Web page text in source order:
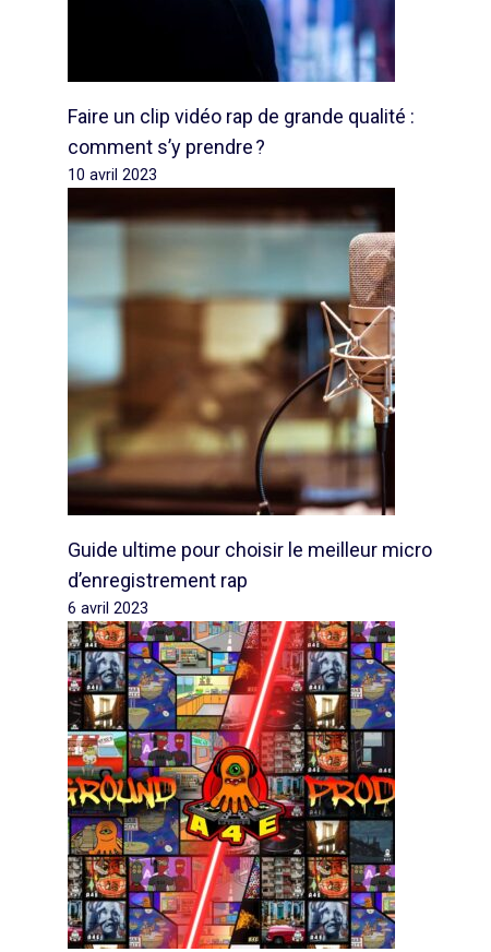
Faire un clip vidéo rap de grande qualité :
comment s’y prendre ?
10 avril 2023
Guide ultime pour choisir le meilleur micro
d’enregistrement rap
6 avril 2023